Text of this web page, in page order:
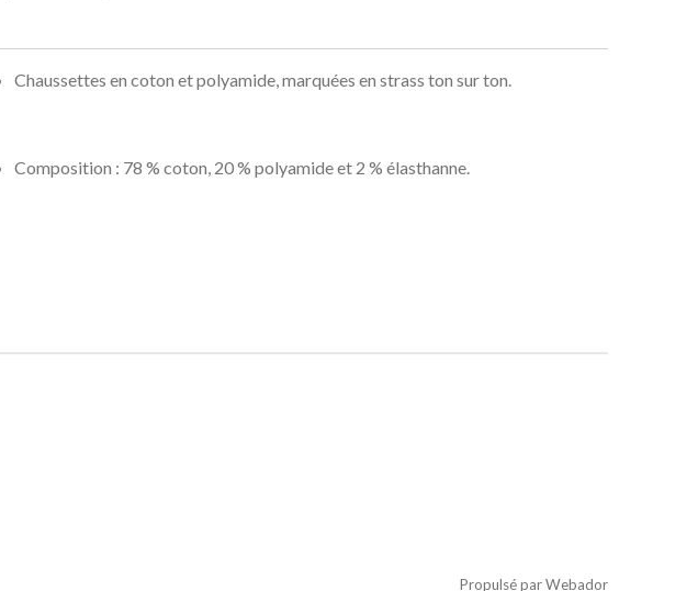
Chaussettes en coton et polyamide, marquées en strass ton sur ton.
Composition : 78 % coton, 20 % polyamide et 2 % élasthanne.
Propulsé parWebador